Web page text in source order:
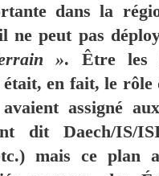
dans la
ne peut pas
». Être les
en fait, le rôle
avaient assigné
dit Daech/IS/
mais ce plan